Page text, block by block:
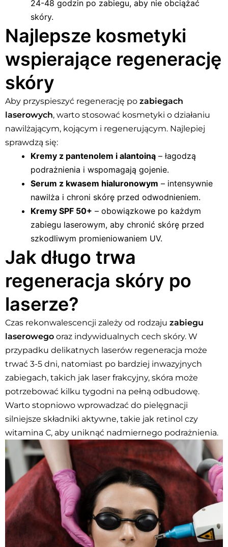
24-48 godzin po zabiegu, aby nie obciążać
skóry.
Najlepsze kosmetyki
wspierające regenerację
skóry
Aby przyspieszyć regenerację po zabiegach
laserowych, warto stosować kosmetyki o działaniu
nawilżającym, kojącym i regenerującym. Najlepiej
sprawdzą się:
Kremy z pantenolem i alantoiną – łagodzą
podrażnienia i wspomagają gojenie.
Serum z kwasem hialuronowym – intensywnie
nawilża i chroni skórę przed odwodnieniem.
Kremy SPF 50+ – obowiązkowe po każdym
zabiegu laserowym, aby chronić skórę przed
szkodliwym promieniowaniem UV.
Jak długo trwa
regeneracja skóry po
laserze?
Czas rekonwalescencji zależy od rodzaju zabiegu
laserowego oraz indywidualnych cech skóry. W
przypadku delikatnych laserów regeneracja może
trwać 3-5 dni, natomiast po bardziej inwazyjnych
zabiegach, takich jak laser frakcyjny, skóra może
potrzebować kilku tygodni na pełną odbudowę.
Warto stopniowo wprowadzać do pielęgnacji
silniejsze składniki aktywne, takie jak retinol czy
witamina C, aby uniknąć nadmiernego podrażnienia.